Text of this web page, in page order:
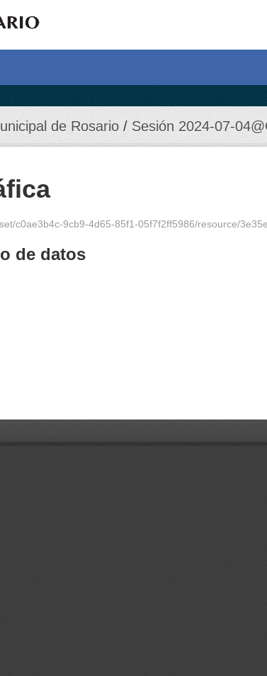
de Rosario Sesión 2024-07-
c0ae3b4c-9cb9-4d65-85f1-05f7f2ff5986/resource/
de datos